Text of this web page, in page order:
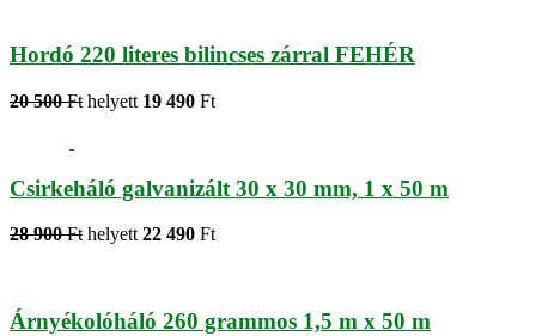
Hordó 220 literes bilincses zárral FEHÉR
20 500 Ft helyett 19 490 Ft
Csirkeháló galvanizált 30 x 30 mm, 1 x 50 m
28 900 Ft helyett 22 490 Ft
Árnyékolóháló 260 grammos 1,5 m x 50 m